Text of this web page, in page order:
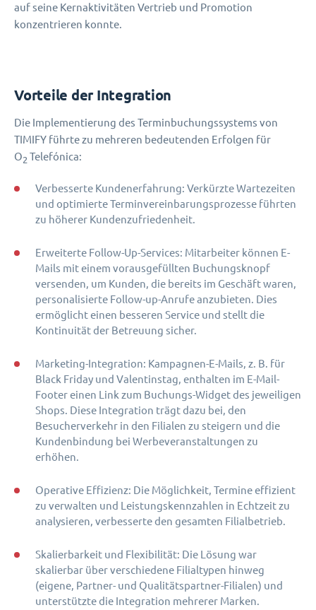
auf seine Kernaktivitäten Vertrieb und Promotion
konzentrieren konnte.
Vorteile der Integration
Die Implementierung des Terminbuchungssystems von
TIMIFY führte zu mehreren bedeutenden Erfolgen für
O2 Telefónica:
Verbesserte Kundenerfahrung: Verkürzte Wartezeiten
und optimierte Terminvereinbarungsprozesse führten
zu höherer Kundenzufriedenheit.
Erweiterte Follow-Up-Services: Mitarbeiter können E-
Mails mit einem vorausgefüllten Buchungsknopf
versenden, um Kunden, die bereits im Geschäft waren,
personalisierte Follow-up-Anrufe anzubieten. Dies
ermöglicht einen besseren Service und stellt die
Kontinuität der Betreuung sicher.
Marketing-Integration: Kampagnen-E-Mails, z. B. für
Black Friday und Valentinstag, enthalten im E-Mail-
Footer einen Link zum Buchungs-Widget des jeweiligen
Shops. Diese Integration trägt dazu bei, den
Besucherverkehr in den Filialen zu steigern und die
Kundenbindung bei Werbeveranstaltungen zu
erhöhen.
Operative Effizienz: Die Möglichkeit, Termine effizient
zu verwalten und Leistungskennzahlen in Echtzeit zu
analysieren, verbesserte den gesamten Filialbetrieb.
Skalierbarkeit und Flexibilität: Die Lösung war
skalierbar über verschiedene Filialtypen hinweg
(eigene, Partner- und Qualitätspartner-Filialen) und
unterstützte die Integration mehrerer Marken.